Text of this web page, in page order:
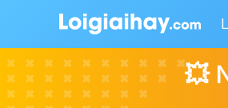
💥
Vocabulary and Grammar Unit
10 SBT Tiếng Anh 8 mới
Speaking – Unit 10 SBT Tiếng
Anh 8 mới